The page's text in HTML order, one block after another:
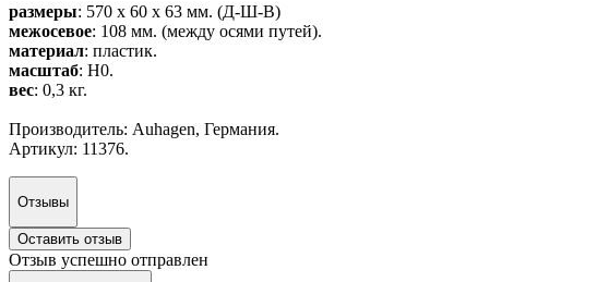
размеры: 570 x 60 x 63 мм. (Д-Ш-В)
межосевое: 108 мм. (между осями путей).
материал: пластик.
масштаб: H0.
вес: 0,3 кг.
Производитель: Auhagen, Германия.
Артикул: 11376.
Отзывы
Оставить отзыв
Отзыв успешно отправлен